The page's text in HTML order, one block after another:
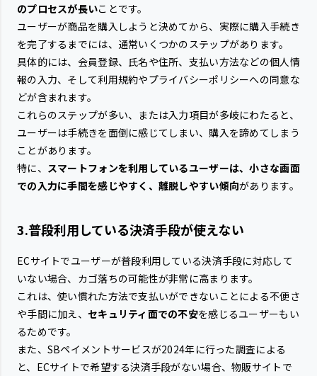
のプロセスが長いことです。
ユーザーが商品を購入しようと決めてから、実際に購入手続き
を完了するまでには、通常いくつかのステップがあります。
具体的には、会員登録、氏名や住所、支払い方法などの個人情
報の入力、そして利用規約やプライバシーポリシーへの同意な
どが含まれます。
これらのステップが多い、または入力項目が多岐にわたると、
ユーザーは手続きを面倒に感じてしまい、購入を諦めてしまう
ことがあります。
特に、 スマートフォンを利用しているユーザーは、小さな画面
での入力に手間を感じやすく、離脱しやすい傾向があります。
3.普段利用している決済手段が使えない
ECサイトでユーザーが普段利用している決済手段に対応して
いない場合、カゴ落ちの可能性が非常に高まります。
これは、使い慣れた方法で支払いができないことによる不便さ
や手間に加え、 セキュリティ面での不安を感じるユーザーもい
るためです。
また、SBペイメントサービスが2024年に行った調査による
と、ECサイトで希望する決済手段がない場合、物販サイトで